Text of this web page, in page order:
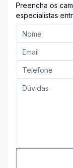
Preencha os
especialistas